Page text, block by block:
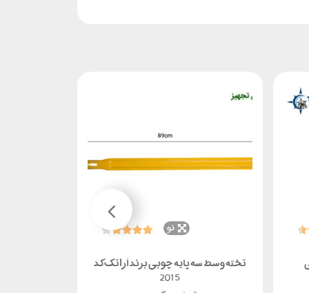
نو
تخته وسط سه پایه چوبی برند آراتک کد
2015